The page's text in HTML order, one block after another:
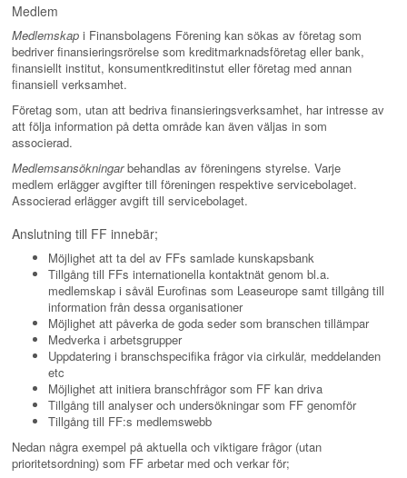
Medlem
Medlemskap i Finansbolagens Förening kan sökas av företag som
bedriver finansieringsrörelse som kreditmarknadsföretag eller bank,
finansiellt institut, konsumentkreditinstut eller företag med annan
finansiell verksamhet.
Företag som, utan att bedriva finansieringsverksamhet, har intresse av
att följa information på detta område kan även väljas in som
associerad.
Medlemsansökningarbehandlas av föreningens styrelse. Varje
medlem erlägger avgifter till föreningen respektive servicebolaget.
Associerad erlägger avgift till servicebolaget.
Anslutning till FF innebär;
Möjlighet att ta del av FFs samlade kunskapsbank
Tillgång till FFs internationella kontaktnät genom bl.a.
medlemskap i såväl Eurofinas som Leaseurope samt tillgång till
information från dessa organisationer
Möjlighet att påverka de goda seder som branschen tillämpar
Medverka i arbetsgrupper
Uppdatering i branschspecifika frågor via cirkulär, meddelanden
etc
Möjlighet att initiera branschfrågor som FF kan driva
Tillgång till analyser och undersökningar som FF genomför
Tillgång till FF:s medlemswebb
Nedan några exempel på aktuella och viktigare frågor (utan
prioritetsordning) som FF arbetar med och verkar för;